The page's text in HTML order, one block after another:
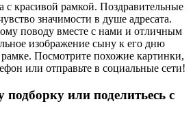
с красивой рамкой. Поздравительные
значимости в душе адресата.
поводу вместе с нами и отличным
изображение сыну к его дню
Посмотрите похожие картинки,
или отправьте в социальные сети!
подборку или поделитьесь с